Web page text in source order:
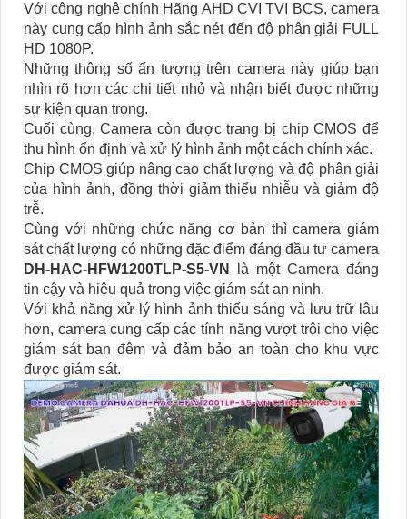
Với công nghệ chính Hãng AHD CVI TVI BCS, camera
này cung cấp hình ảnh sắc nét đến độ phân giải FULL
HD 1080P.
Những thông số ấn tượng trên camera này giúp bạn
nhìn rõ hơn các chi tiết nhỏ và nhận biết được những
sự kiện quan trọng.
Cuối cùng, Camera còn được trang bị chip CMOS để
thu hình ổn định và xử lý hình ảnh một cách chính xác.
Chip CMOS giúp nâng cao chất lượng và độ phân giải
của hình ảnh, đồng thời giảm thiểu nhiễu và giảm độ
trễ.
Cùng với những chức năng cơ bản thì camera giám
sát chất lượng có những đặc điểm đáng đầu tư camera
DH-HAC-HFW1200TLP-S5-VN
là một Camera đáng
tin cậy và hiệu quả trong việc giám sát an ninh.
Với khả năng xử lý hình ảnh thiếu sáng và lưu trữ lâu
hơn, camera cung cấp các tính năng vượt trội cho việc
giám sát ban đêm và đảm bảo an toàn cho khu vực
được giám sát.